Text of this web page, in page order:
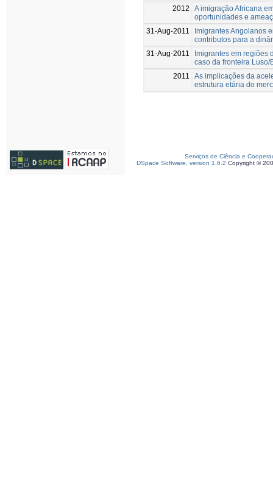
2012
A imigração Africana
oportunidades e
31-Aug-2011
Imigrantes Angolanos
contributos para a
31-Aug-2011
Imigrantes em regiões
caso da fronteira Luso/
2011
As implicações da
estrutura etária do
Serviços de Ciência e
DSpace Software, version 1.6.2 Copyright ©